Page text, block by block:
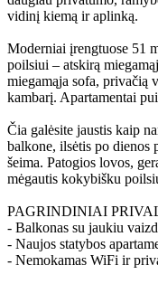
vidinį kiemą ir aplinką.
Moderniai įrengtuose 51
poilsiui – atskirą
miegamąja sofa, privačią
kambarį. Apartamentai
Čia galėsite jaustis kaip
balkone, ilsėtis po dienos
šeima. Patogios lovos,
mėgautis kokybišku
PAGRINDINIAI
- Balkonas su jaukiu
- Naujos statybos
- Nemokamas WiFi ir